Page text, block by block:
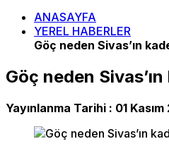
ANASAYFA
YEREL HABERLER
Göç neden Sivas’ın
Göç neden
Yayınlanma Tarihi : 01 Kasım